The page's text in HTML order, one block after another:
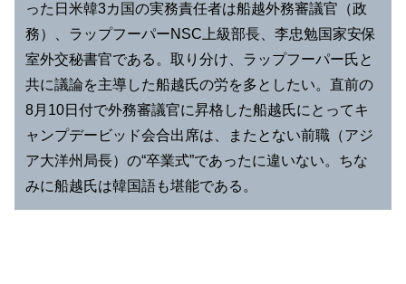
った日米韓3カ国の実務責任者は船越外務審議官（政
務）、ラップフーパーNSC上級部長、李忠勉国家安保
室外交秘書官である。取り分け、ラップフーパー氏と
共に議論を主導した船越氏の労を多としたい。直前の
8月10日付で外務審議官に昇格した船越氏にとってキ
ャンプデービッド会合出席は、またとない前職（アジ
ア大洋州局長）の“卒業式”であったに違いない。ちな
みに船越氏は韓国語も堪能である。